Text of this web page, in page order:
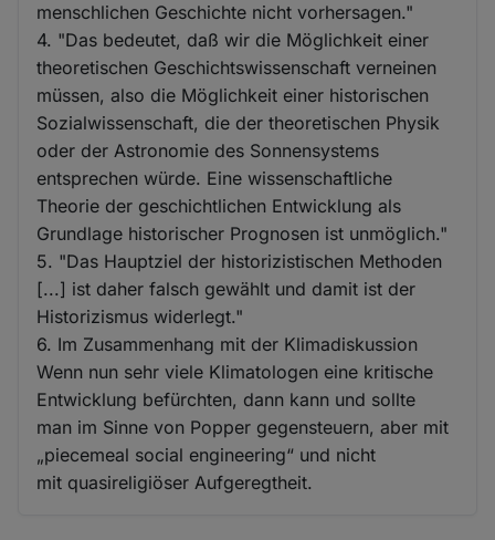
menschlichen Geschichte nicht vorhersagen."
4. "Das bedeutet, daß wir die Möglichkeit einer
theoretischen Geschichtswissenschaft verneinen
müssen, also die Möglichkeit einer historischen
Sozialwissenschaft, die der theoretischen Physik
oder der Astronomie des Sonnensystems
entsprechen würde. Eine wissenschaftliche
Theorie der geschichtlichen Entwicklung als
Grundlage historischer Prognosen ist unmöglich."
5. "Das Hauptziel der historizistischen Methoden
[...] ist daher falsch gewählt und damit ist der
Historizismus widerlegt."
6. Im Zusammenhang mit der Klimadiskussion
Wenn nun sehr viele Klimatologen eine kritische
Entwicklung befürchten, dann kann und sollte
man im Sinne von Popper gegensteuern, aber mit
„piecemeal social engineering“ und nicht
mit quasireligiöser Aufgeregtheit.